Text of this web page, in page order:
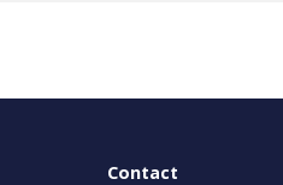
Contact